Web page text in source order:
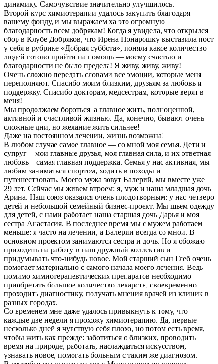
динамику. Самочувствие значительно улучшилось.
Второй курс химиотерапии удалось закупить благодаря
вашему фонду, и мы выражаем ха это огромную
благодарность всем добрякам! Когда я увидела, что открылся
сбор в Клубе Добряков, что Ирена Понарошку выставила пост
у себя в рубрике «Добрая суббота», поняла какое количество
людей готово прийти на помощь — моему счастью и
благодарности не было предела! Я живу, живу, живу!
Очень сложно передать словами все эмоции, которые меня
переполняют. Спасибо моим близким, друзьям за любовь и
поддержку. Спасибо докторам, медсестрам, которые верят в
меня!
Мы продолжаем бороться, а главное жить, полноценной,
активной и счастливой жизнью. Да, конечно, бывают очень
сложные дни, но желание жить сильнее!
Даже на постоянном лечении, жизнь возможна!
В любом случае самое главное — со мной моя семья. Дети и
супруг − мои главные друзья, моя главная сила, и их ответная
любовь – самая главная поддержка. Семья у нас активная, мы
любим заниматься спортом, ходить в походы и
путешествовать. Моего мужа зовут Валерий, мы вместе уже
29 лет. Сейчас мы живем втроем: я, муж и наша младшая дочь
Арина. Наш союз оказался очень плодотворным: у нас четверо
детей и небольшой семейный бизнес-проект. Мы шьем одежду
для детей, с нами работает наша старшая дочь Дарья и моя
сестра Анастасия. В последнее время мы с мужем работаем
меньше: я часто на лечении, а Валерий всегда со мной. В
основном проектом занимаются сестра и дочь. Но я обожаю
приходить на работу, в наш дружный коллектив и
придумывать что-нибудь новое. Мой старший сын Глеб очень
помогает материально с самого начала моего лечения. Ведь
помимо химиотерапевтических препаратов необходимо
приобретать большое количество лекарств, своевременно
проходить диагностику, получать мнения врачей из клиник в
разных городах.
Со временем мне даже удалось привыкнуть к тому, что
каждые две недели я прохожу химиотерапию. Да, первые
несколько дней я чувствую себя плохо, но потом есть время,
чтобы жить как прежде: заботиться о близких, проводить
время на природе, работать, наслаждаться искусством,
узнавать новое, помогать больным с таким же диагнозом.